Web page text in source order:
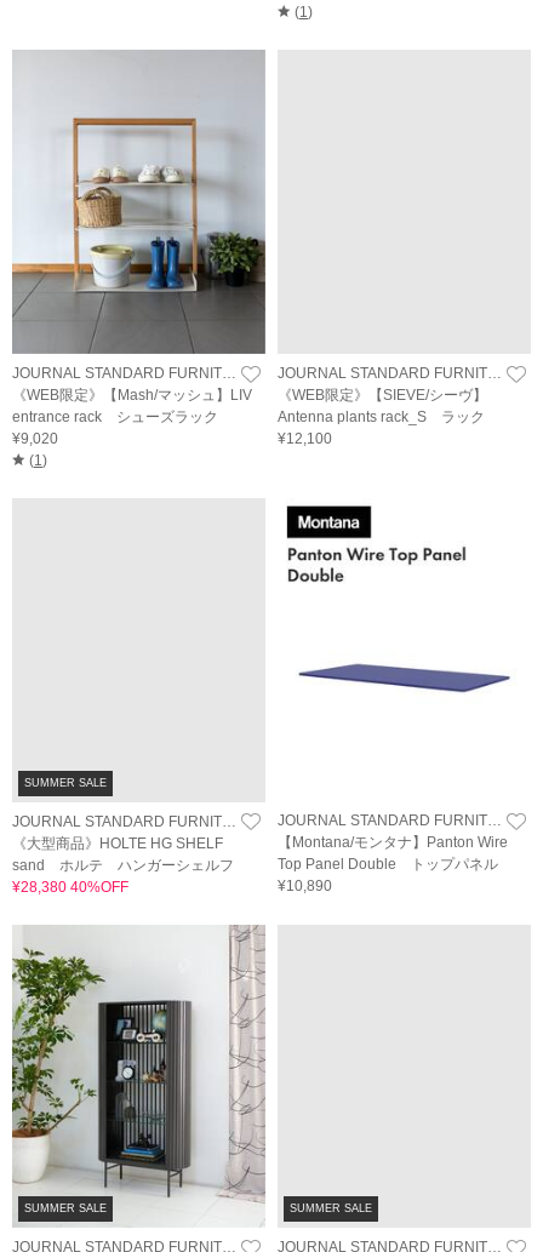
(1)
《WEB限定》【Mash/マッシュ】LIV
entrance rack シューズラック
¥9,020
(1 )
《WEB限定》【SIEVE/シーヴ】
Antenna plants rack_S ラック
¥12,100
SUMMER SALE
《大型商品》HOLTE HG SHELF
sand ホルテ ハンガーシェルフ
¥28,380 40%OFF
JOURNAL STANDARD FURNITURE
【Montana/モンタナ】Panton Wire
Top Panel Double トップパネル
¥10,890
SUMMER SALE SUMMER SALE